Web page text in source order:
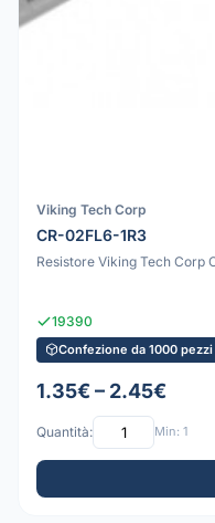
Viking Tech Corp
CR-02FL6-1R3
Resistore Viking Tech Corp
19390
Confezione da 1000 pezzi
1.35€ – 2.45€
Quantità: Min: 1